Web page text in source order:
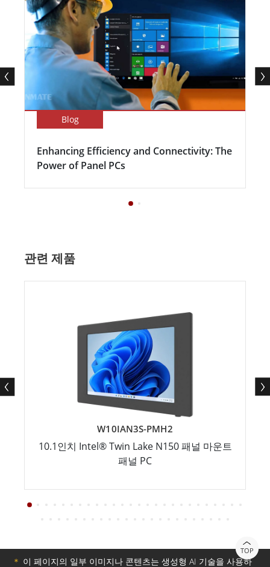
Blog
Enhancing Efficiency and Connectivity: The
Power of Panel PCs
관련 제품
W10IAN3S-PMH2
10.1인치 Intel® Twin Lake N150 패널 마운트
패널 PC
TOP
＊ 이 페이지의 일부 이미지나 콘텐츠는 생성형 AI 기술을 사용하